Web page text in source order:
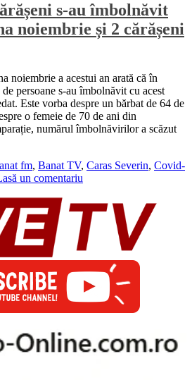
s-au îmbolnăvit
noiembrie și 2 cărășeni
noiembrie a acestui an arată că în
persoane s-au îmbolnăvit cu acest
Este vorba despre un bărbat de 64 de
o femeie de 70 de ani din
numărul îmbolnăvirilor a scăzut
fm, Banat TV, Caras Severin, Covid-
un comentariu